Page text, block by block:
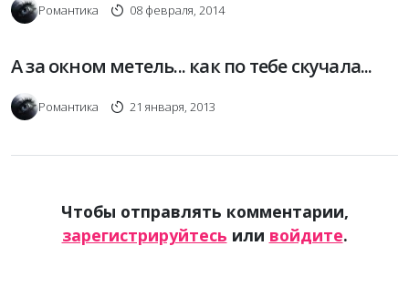
Романтика 08 февраля, 2014
А за окном метель... как по тебе скучала...
Романтика 21 января, 2013
Чтобы отправлять комментарии,
зарегистрируйтесь или войдите.